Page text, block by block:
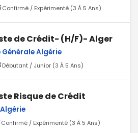
Confirmé / Expérimenté (3 À 5 Ans)
de Crédit- (H/F)- Alger
Générale Algérie
Débutant / Junior (3 À 5 Ans)
Risque de Crédit
Confirmé / Expérimenté (3 À 5 Ans)